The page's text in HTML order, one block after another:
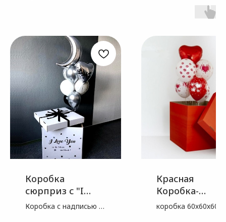
Коробка
сюрприз с "I
Love You"
Коробка с надписью и
Красная
Коробка-
сюрприз с
шарами
коробка